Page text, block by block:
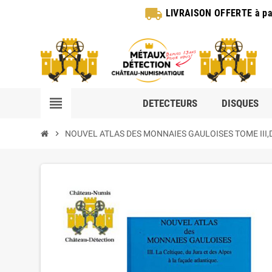
local_shipping LIVRAISON OFFERTE à
view_headline DETECTEURS DISQUES
chevron_right NOUVEL ATLAS DES MONNAIES GAULOISES TOME